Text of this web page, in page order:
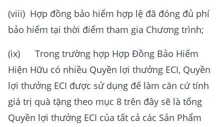
(viii) Hợp đồng bảo hiểm hợp lệ đã đóng đủ phí
bảo hiểm tại thời điểm tham gia Chương trình;
(ix) Trong trường hợp Hợp Đồng Bảo Hiểm
Hiện Hữu có nhiều Quyền lợi thưởng ECI, Quyền
lợi thưởng ECI được sử dụng để làm căn cứ tính
giá trị quà tặng theo mục 8 trên đây sẽ là tổng
Quyền lợi thưởng ECI của tất cả các Sản Phẩm